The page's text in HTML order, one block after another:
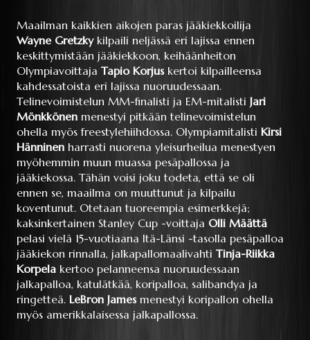
Maailman kaikkien aikojen paras jääkiekkoilija
Wayne Gretzkykilpaili neljässä eri lajissa ennen
keskittymistään jääkiekkoon, keihäänheiton
Olympiavoittaja Tapio Korjuskertoi kilpailleensa
kahdessatoista eri lajissa nuoruudessaan.
Telinevoimistelun MM-finalisti ja EM-mitalisti Jari
Mönkkönen menestyi pitkään telinevoimistelun
ohella myös freestylehiihdossa. Olympiamitalisti Kirsi
Hänninen harrasti nuorena yleisurheilua menestyen
myöhemmin muun muassa pesäpallossa ja
jääkiekossa. Tähän voisi joku todeta, että se oli
ennen se, maailma on muuttunut ja kilpailu
koventunut. Otetaan tuoreempia esimerkkejä;
kaksinkertainen Stanley Cup -voittaja Olli Määttä
pelasi vielä 15-vuotiaana Itä-Länsi -tasolla pesäpalloa
jääkiekon rinnalla, jalkapallomaalivahti Tinja-Riikka
Korpela kertoo pelanneensa nuoruudessaan
jalkapalloa, katulätkää, koripalloa, salibandya ja
ringetteä. LeBron Jamesmenestyi koripallon ohella
myös amerikkalaisessa jalkapallossa.